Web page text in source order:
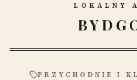
LOKALNY
PRZYCHODNIE I